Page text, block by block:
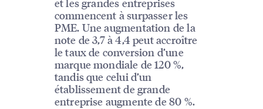
commencent à surpasser les
PME. Une augmentation de la
note de 3,7 à 4,4 peut accroître
le taux de conversion d’une
marque mondiale de 120 %,
tandis que celui d’un
établissement de grande
entreprise augmente de 80 %.